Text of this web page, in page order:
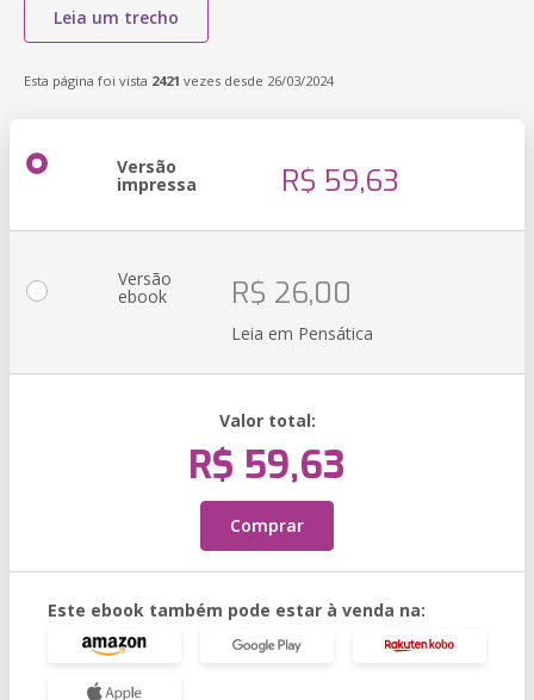
Leia um trecho
Esta página foi vista 2421 vezes desde 26/03/2024
Versão
impressa R$ 59,63
Versão
ebook R$ 26,00
Leia em Pensática
Valor total:
R$ 59,63
Comprar
Este ebook também pode estar à venda na: